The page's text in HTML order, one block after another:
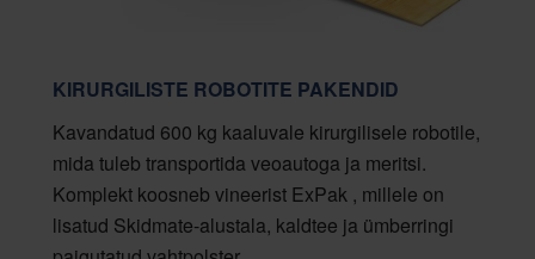
KIRURGILISTE ROBOTITE PAKENDID
Kavandatud 600 kg kaaluvale kirurgilisele robotile,
mida tuleb transportida veoautoga ja meritsi.
Komplekt koosneb vineerist ExPak , millele on
lisatud Skidmate-alustala, kaldtee ja ümberringi